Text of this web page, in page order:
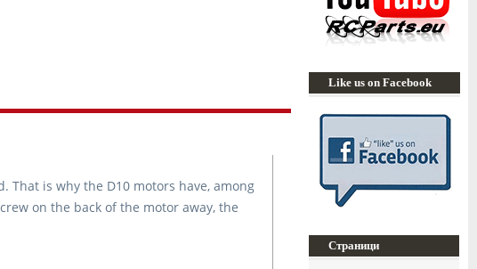
is why the D10 motors have, among
on the back of the motor away, the
Like us on Facebook
Страници